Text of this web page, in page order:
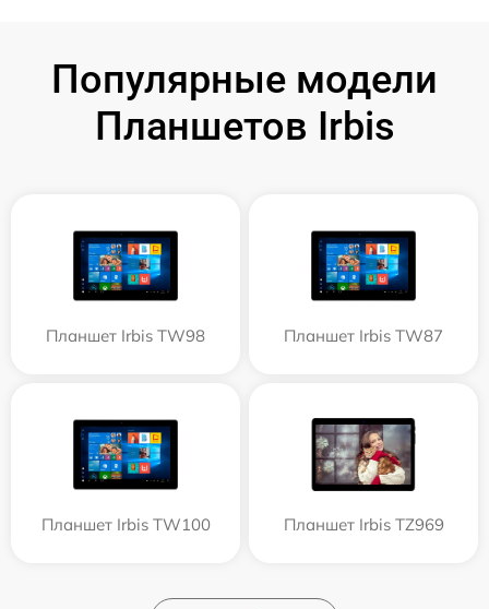
Популярные модели
Планшетов Irbis
Планшет Irbis TW98 Планшет Irbis TW87
Планшет Irbis TW100 Планшет Irbis TZ969